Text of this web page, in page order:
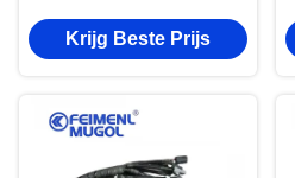
Krijg Beste Prijs